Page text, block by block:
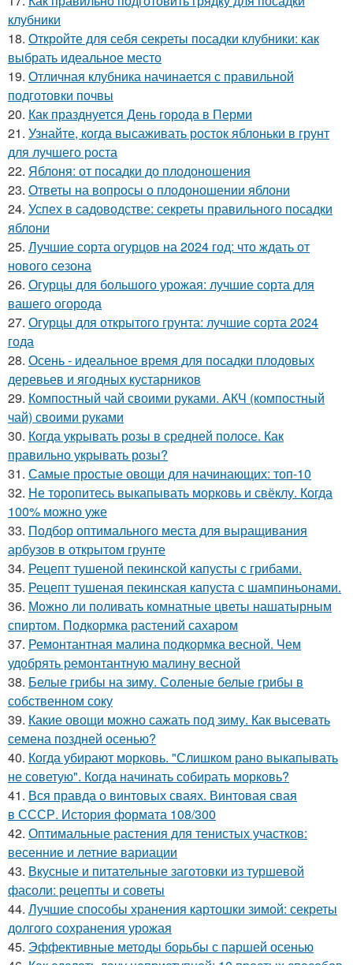
клубники
18. Откройте для себя секреты посадки клубники: как
выбрать идеальное место
19. Отличная клубника начинается с правильной
подготовки почвы
20. Как празднуется День города в Перми
21. Узнайте, когда высаживать росток яблоньки в грунт
для лучшего роста
22. Яблоня: от посадки до плодоношения
23. Ответы на вопросы о плодоношении яблони
24. Успех в садоводстве: секреты правильного посадки
яблони
25. Лучшие сорта огурцов на 2024 год: что ждать от
нового сезона
26. Огурцы для большого урожая: лучшие сорта для
вашего огорода
27. Огурцы для открытого грунта: лучшие сорта 2024
года
28. Осень - идеальное время для посадки плодовых
деревьев и ягодных кустарников
29. Компостный чай своими руками. АКЧ (компостный
чай) своими руками
30. Когда укрывать розы в средней полосе. Как
правильно укрывать розы?
31. Самые простые овощи для начинающих: топ-10
32. Не торопитесь выкапывать морковь и свёклу. Когда
100% можно уже
33. Подбор оптимального места для выращивания
арбузов в открытом грунте
34. Рецепт тушеной пекинской капусты с грибами.
35. Рецепт тушеная пекинская капуста с шампиньонами.
36. Можно ли поливать комнатные цветы нашатырным
спиртом. Подкормка растений сахаром
37. Ремонтантная малина подкормка весной. Чем
удобрять ремонтантную малину весной
38. Белые грибы на зиму. Соленые белые грибы в
собственном соку
39. Какие овощи можно сажать под зиму. Как высевать
семена поздней осенью?
40. Когда убирают морковь. "Слишком рано выкапывать
не советую". Когда начинать собирать морковь?
41. Вся правда о винтовых сваях. Винтовая свая
в СССР. История формата 108/300
42. Оптимальные растения для тенистых участков:
весенние и летние вариации
43. Вкусные и питательные заготовки из туршевой
фасоли: рецепты и советы
44. Лучшие способы хранения картошки зимой: секреты
долгого сохранения урожая
45. Эффективные методы борьбы с паршей осенью